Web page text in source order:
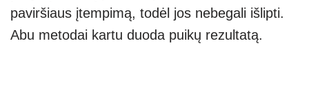
paviršiaus įtempimą, todėl jos nebegali išlipti.
Abu metodai kartu duoda puikų rezultatą.